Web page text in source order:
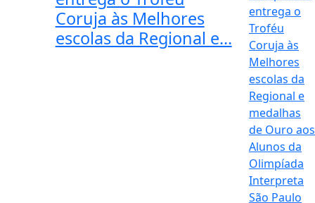
Coruja às Melhores
escolas da Regional e...